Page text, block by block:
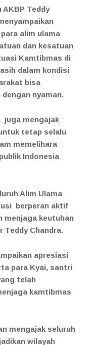
Teddy
alim ulama
dan kesatuan
Kamtibmas di
dalam kondisi
bisa
nyaman.
juga mengajak
tetap selalu
memelihara
Indonesia
Alim Ulama
berperan aktif
menjaga keutuhan
Teddy Chandra.
apresiasi
para Kyai, santri
telah
kamtibmas
mengajak seluruh
wilayah